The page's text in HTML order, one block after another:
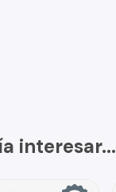
interesar...